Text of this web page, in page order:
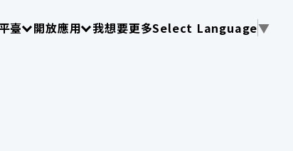
操作選單
臺請使用 TAB 操作選單
開放應用請使用 TAB 操作選單
我想要更多Select Language▼